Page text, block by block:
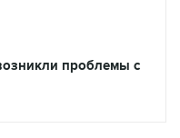
проблемы с